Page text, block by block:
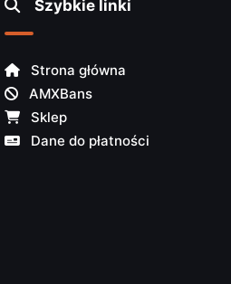
Szybkie linki
Strona główna
AMXBans
Sklep
Dane do płatności